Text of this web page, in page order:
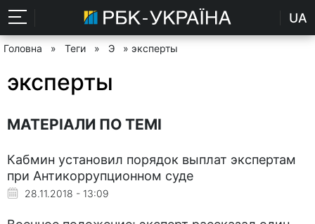
UA
Головна » Теги » Э » эксперты
эксперты
МАТЕРІАЛИ ПО ТЕМІ
Кабмин установил порядок выплат экспертам
при Антикоррупционном суде
28.11.2018 - 13:09